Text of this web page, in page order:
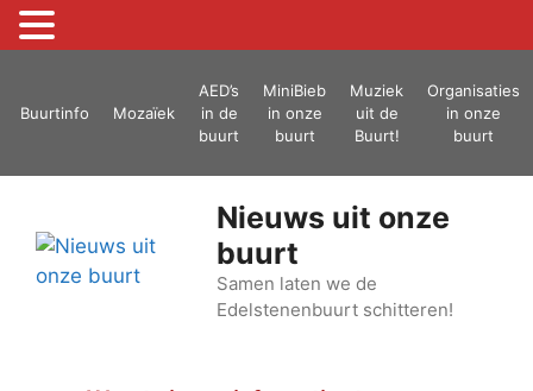
deBuurtinfo Mozaïek
AED’s
in de
buurt
MiniBieb
in onze
buurt
Muziek
uit de
Buurt!
Organisaties
in onze
buurt
Nieuws uit onze
buurt
Samen laten we de
Edelstenenbuurt schitteren!